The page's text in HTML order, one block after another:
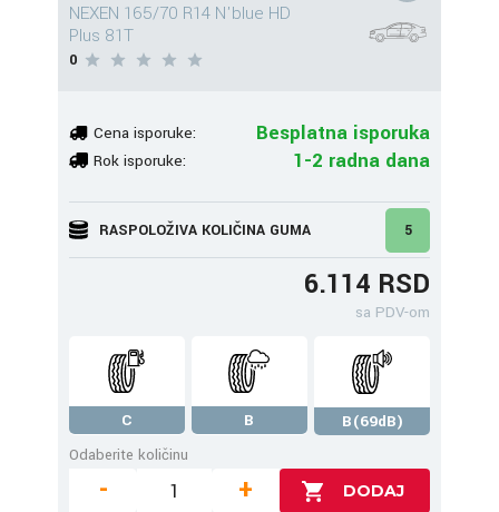
NEXEN 165/70 R14 N'blue HD
Plus 81T
0
Cena isporuke: Besplatna isporuka
Rok isporuke: 1-2 radna dana
RASPOLOŽIVA KOLIČINA GUMA 5
6.114 RSD
sa PDV-om
C B
B(69dB)
Odaberite količinu
- +